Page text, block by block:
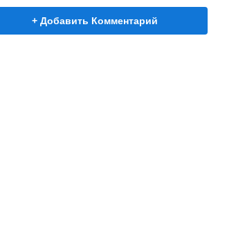
+ Добавить Комментарий